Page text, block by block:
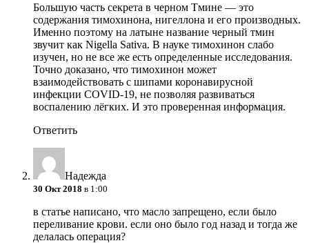
Большую часть секрета в черном Тмине — это
содержания тимохинона, нигеллона и его производных.
Именно поэтому на латыне название черный тмин
звучит как Nigella Sativa. В науке тимохинон слабо
изучен, но не все же есть определенные исследования.
Точно доказано, что тимохинон может
взаимодействовать с шипами коронавирусной
инфекции COVID-19, не позволяя развиваться
воспалению лёгких. И это проверенная информация.
Ответить
Надежда
30 Окт 2018 в 1:00
в статье написано, что масло запрещено, если было
переливание крови. если оно было год назад и тогда же
делалась операция?